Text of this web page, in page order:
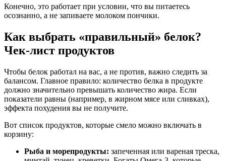
Конечно, это работает при условии, что вы питаетесь
осознанно, а не запиваете молоком пончики.
Как выбрать «правильный» белок?
Чек-лист продуктов
Чтобы белок работал на вас, а не против, важно следить за
балансом. Главное правило: количество белка в продукте
должно значительно превышать количество жира. Если
показатели равны (например, в жирном мясе или сливках),
эффекта похудения вы не получите.
Вот список продуктов, которые смело можно включать в
корзину:
Рыба и морепродукты: запеченная или вареная треска,